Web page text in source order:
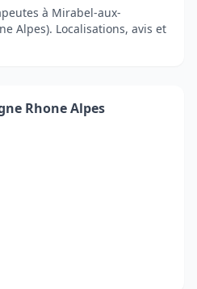
à Mirabel-aux-
Alpes). Localisations, avis et
Rhone Alpes